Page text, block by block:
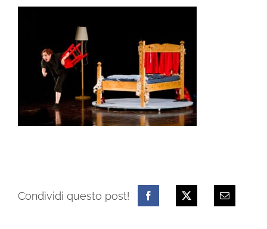
Condividi questo post!